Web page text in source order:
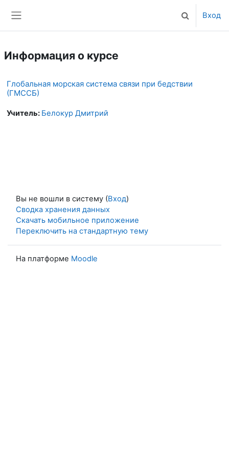
Изменить
Вход
Информация о курсе
Глобальная морская система связи при бедствии
(ГМССБ)
Учитель: Белокур Дмитрий
Вы не вошли в систему (Вход)
Сводка хранения данных
Скачать мобильное приложение
Переключить на стандартную тему
На платформе Moodle